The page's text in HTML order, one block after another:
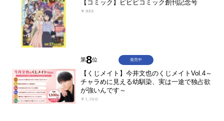
【コミック】ビビビコミック創刊記念号
￥935
第8位
【くじメイト】今井文也のくじメイトVol.4～
チャラめに見える幼馴染、実は一途で独占欲
が強いんです～
￥1,100
発売中